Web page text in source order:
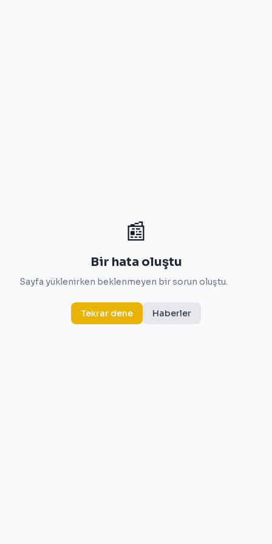
📰
Bir hata oluştu
Sayfa yüklenirken beklenmeyen bir sorun oluştu.
Tekrar dene Haberler